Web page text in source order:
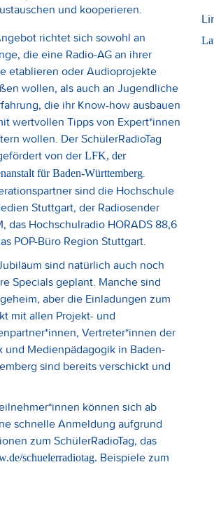
und kooperieren.
richtet sich sowohl an
die eine Radio-AG an ihrer
etablieren oder Audioprojekte
wollen, als auch an Jugendliche
die ihr Know-how ausbauen
wertvollen Tipps von Expert*innen
wollen. Der SchülerRadioTag
von der LFK, der
für Baden-Württemberg.
sind die Hochschule
Stuttgart, der Radiosender
das Hochschulradio HORADS 88,6
POP-Büro Region Stuttgart.
sind natürlich auch noch
Specials geplant. Manche sind
aber die Einladungen zum
mit allen Projekt- und
Vertreter*innen der
und Medienpädagogik in Baden-
sind bereits verschickt und
können sich ab
schnelle Anmeldung aufgrund
zum SchülerRadioTag, das
schuelerradiotag. Beispiele zum